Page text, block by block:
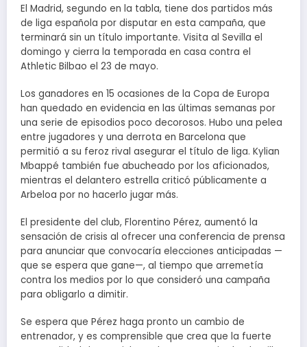
El Madrid, segundo en la tabla, tiene dos partidos más
de liga española por disputar en esta campaña, que
terminará sin un título importante. Visita al Sevilla el
domingo y cierra la temporada en casa contra el
Athletic Bilbao el 23 de mayo.
Los ganadores en 15 ocasiones de la Copa de Europa
han quedado en evidencia en las últimas semanas por
una serie de episodios poco decorosos. Hubo una pelea
entre jugadores y una derrota en Barcelona que
permitió a su feroz rival asegurar el título de liga. Kylian
Mbappé también fue abucheado por los aficionados,
mientras el delantero estrella criticó públicamente a
Arbeloa por no hacerlo jugar más.
El presidente del club, Florentino Pérez, aumentó la
sensación de crisis al ofrecer una conferencia de prensa
para anunciar que convocaría elecciones anticipadas —
que se espera que gane—, al tiempo que arremetía
contra los medios por lo que consideró una campaña
para obligarlo a dimitir.
Se espera que Pérez haga pronto un cambio de
entrenador, y es comprensible que crea que la fuerte